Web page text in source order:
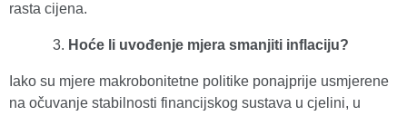
rasta cijena.
Hoće li uvođenje mjera smanjiti inflaciju?
Iako su mjere makrobonitetne politike ponajprije usmjerene
na očuvanje stabilnosti financijskog sustava u cjelini, u